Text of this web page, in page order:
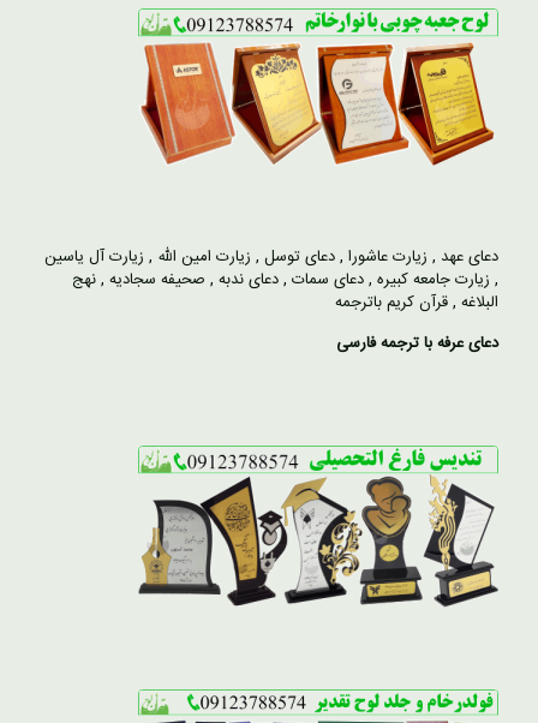
دعای عهد , زیارت عاشورا ,دعای توسل , زیارت امین الله , زیارت آل یاسین
, زیارت جامعه کبیره ,دعای سمات ,دعای ندبه , صحیفه سجادیه ,نهج
البلاغه ,قرآن کریم باترجمه
دعای عرفه با ترجمه فارسی